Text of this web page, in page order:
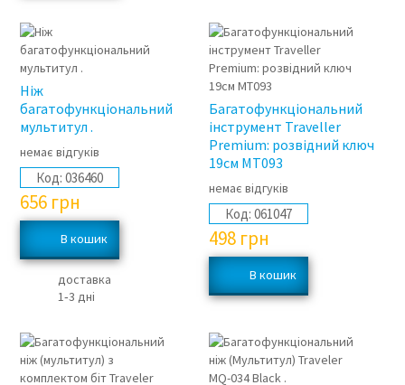
Ніж
багатофункціональний
мультитул .
немає відгуків
Код: 036460
656 грн
доставка
1‑3 дні
Багатофункціональний
інструмент Traveller
Premium: розвідний ключ
19см MT093
немає відгуків
Код: 061047
498 грн